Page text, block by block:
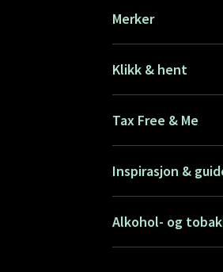
Merker
Klikk & hent
Tax Free & Me
Inspirasjon &
Alkohol- og